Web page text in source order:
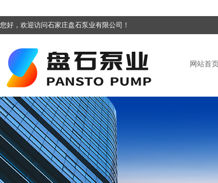
您好，欢迎访问石家庄盘石泵业有限公司！
网站首